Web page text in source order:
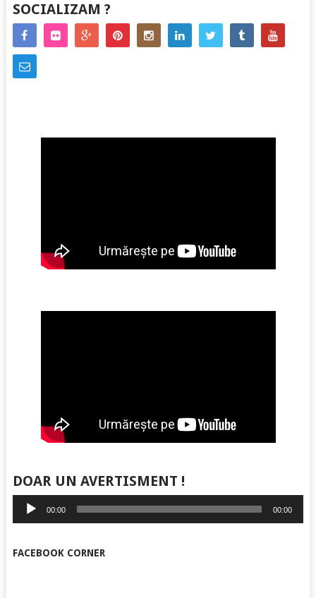
SOCIALIZAM ?
DOAR UN AVERTISMENT !
Player
audio
00:00 00:00
FACEBOOK CORNER